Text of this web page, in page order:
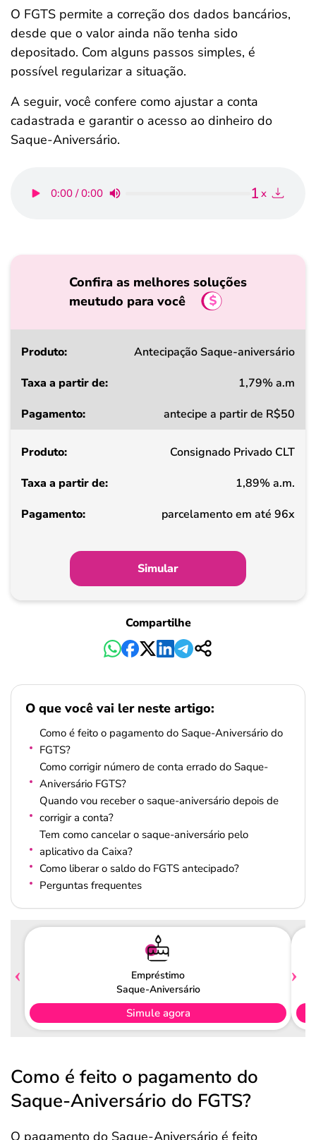
O FGTS permite a correção dos dados bancários,
desde que o valor ainda não tenha sido
depositado. Com alguns passos simples, é
possível regularizar a situação.
A seguir, você confere como ajustar a conta
cadastrada e garantir o acesso ao dinheiro do
Saque-Aniversário.
0:00 / 0:00 1 x
Confira as melhores soluções
meutudo para você
Produto
a
de
Pagamento
Antecipação Saque-aniversário
1,79% a.m
antecipe a partir de R$50
Consignado Privado CLT
1,89% a.m.
parcelamento em até 96x
Simular
Compartilhe
O que você vai ler neste artigo:
Como é feito o pagamento do Saque-Aniversário do
FGTS?
Como corrigir número de conta errado do Saque-
Aniversário FGTS?
Quando vou receber o saque-aniversário depois de
corrigir a conta?
Tem como cancelar o saque-aniversário pelo
aplicativo da Caixa?
Como liberar o saldo do FGTS antecipado?
Perguntas frequentes
Empréstimo
Saque-Aniversário
Simule agora
Como é feito o pagamento do
Saque-Aniversário do FGTS?
O pagamento do Saque-Aniversário é feito